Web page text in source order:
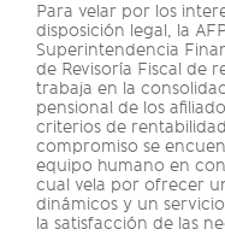
Para velar por los
disposición legal, la
Superintendencia
de Revisoría Fiscal de
trabaja en la
pensional de los
criterios de
compromiso se
equipo humano en
cual vela por ofrecer
dinámicos y un
la satisfacción de las